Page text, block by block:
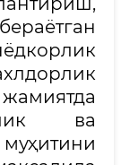
ва